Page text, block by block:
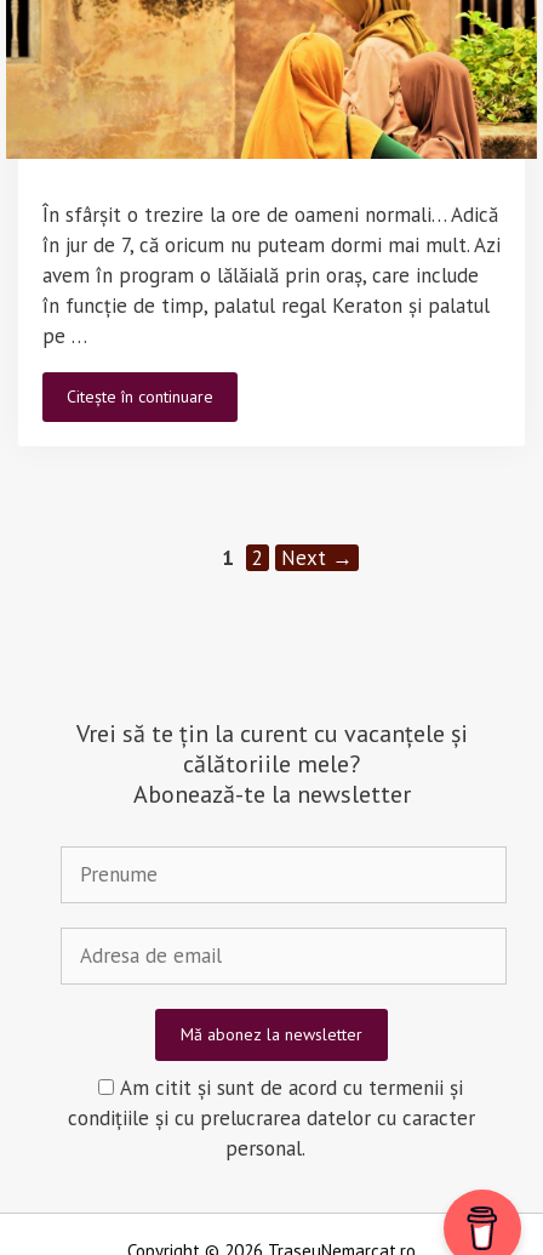
În sfârșit o trezire la ore de oameni normali… Adică
în jur de 7, că oricum nu puteam dormi mai mult. Azi
avem în program o lălăială prin oraș, care include
în funcție de timp, palatul regal Keraton și palatul
pe …
Citește în continuare
–
Page
1 Page
2 Next →
Vrei să te țin la curent cu vacanțele și
călătoriile mele?
Abonează-te la newsletter
Am citit și sunt de acord cu termenii și
condițiile și cu prelucrarea datelor cu caracter
personal.